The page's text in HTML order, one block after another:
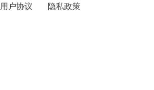
用户协议 隐私政策